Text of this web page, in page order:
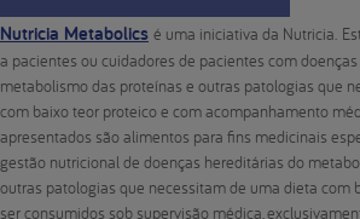
Nutricia Metabolics é uma iniciativa da Nutricia.
a pacientes ou cuidadores de pacientes com
metabolismo das proteínas e outras patologias que
com baixo teor proteico e com acompanhamento
apresentados são alimentos para fins medicinais
gestão nutricional de doenças hereditárias do
outras patologias que necessitam de uma dieta com
ser consumidos sob supervisão médica,